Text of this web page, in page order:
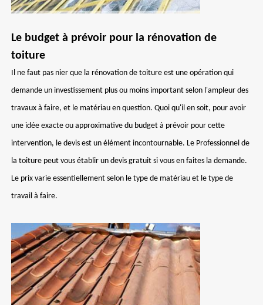
Le budget à prévoir pour la rénovation de
toiture
Il ne faut pas nier que la rénovation de toiture est une opération qui
demande un investissement plus ou moins important selon l'ampleur des
travaux à faire, et le matériau en question. Quoi qu'il en soit, pour avoir
une idée exacte ou approximative du budget à prévoir pour cette
intervention, le devis est un élément incontournable. Le Professionnel de
la toiture peut vous établir un devis gratuit si vous en faites la demande.
Le prix varie essentiellement selon le type de matériau et le type de
travail à faire.